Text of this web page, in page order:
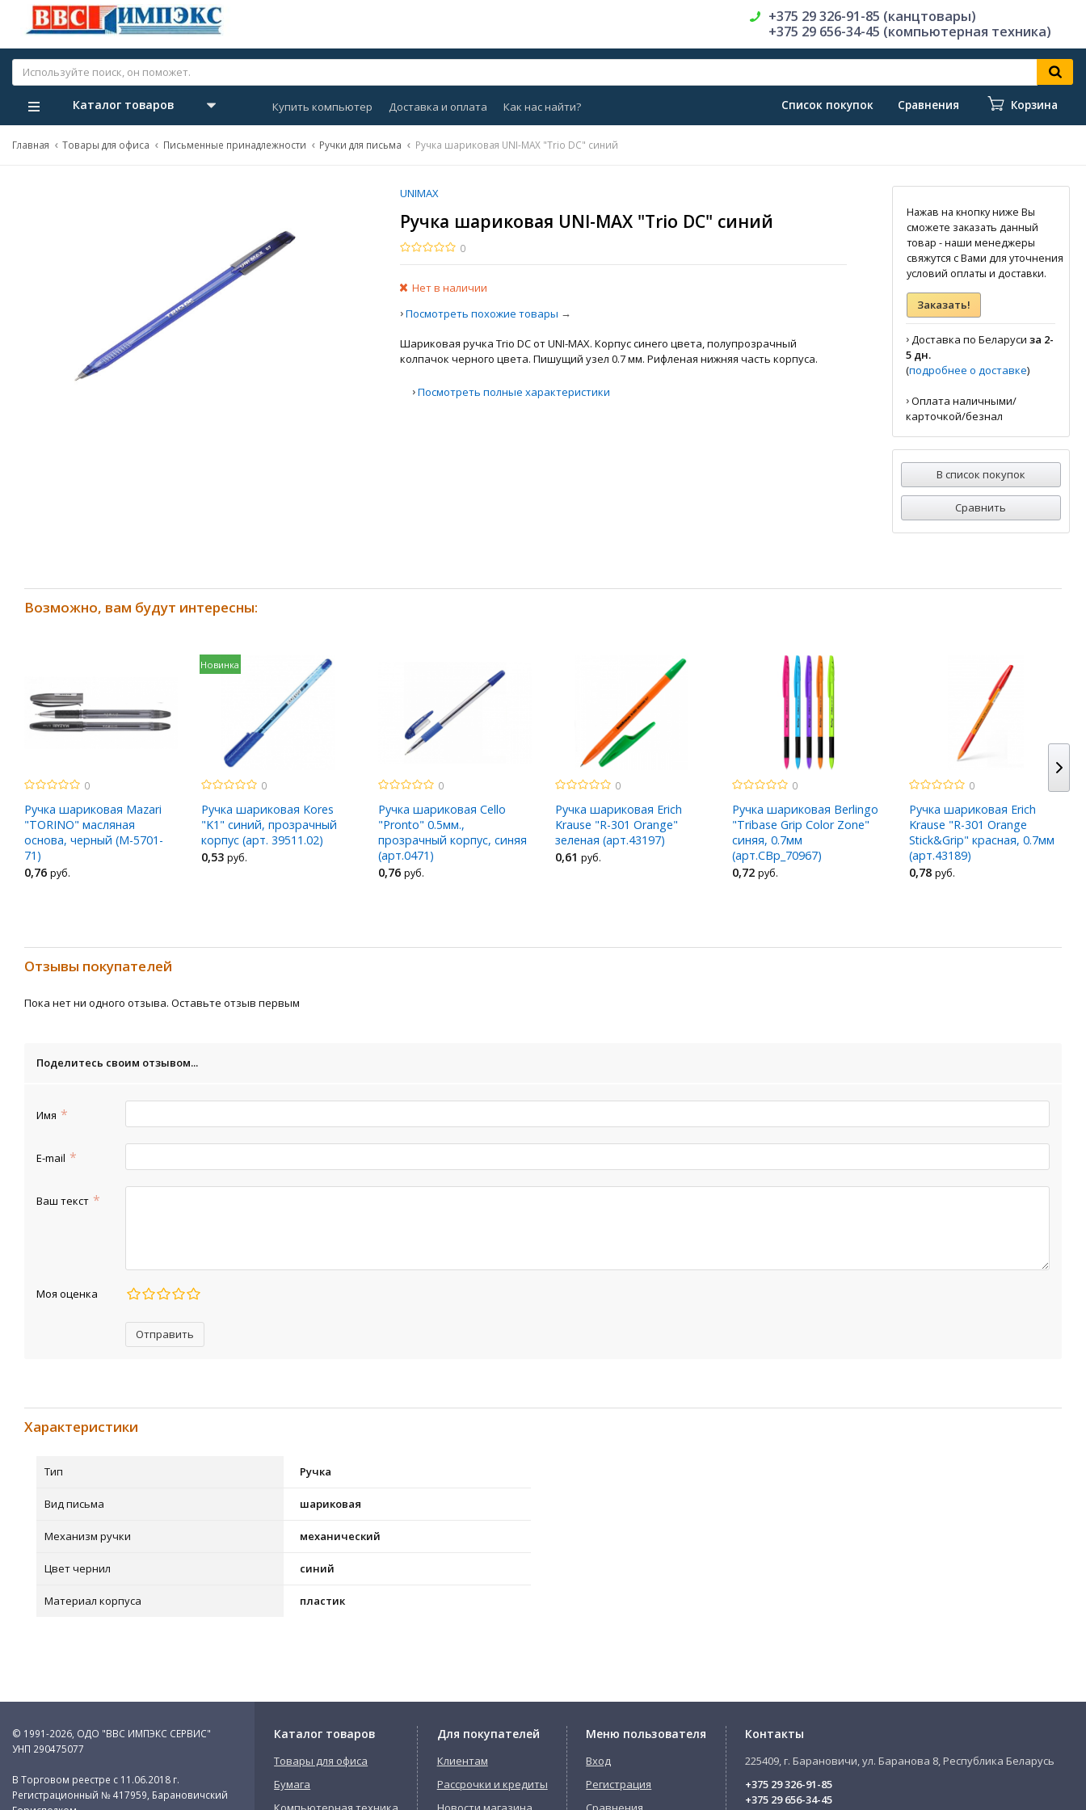
+375 29 326-91-85 (канцтовары)
+375 29 656-34-45 (компьютерная техника)
Каталог товаров Купить компьютер Доставка и оплата Как нас найти? Список покупок Сравнения Корзина
Главная Товары для офиса Письменные принадлежности Ручки для письма Ручка шариковая UNI-MAX "Trio DC" синий
UNIMAX
Ручка шариковая UNI-MAX "Trio DC" синий
0
Нет в наличии
›Посмотреть похожие товары →
Шариковая ручка Trio DC от UNI-MAX. Корпус синего цвета, полупрозрачный
колпачок черного цвета. Пишущий узел 0.7 мм. Рифленая нижняя часть корпуса.
›Посмотреть полные характеристики
Нажав на кнопку ниже Вы
сможете заказать данный
товар - наши менеджеры
свяжутся с Вами для уточнения
условий оплаты и доставки.
Заказать!
› Доставка по Беларусиза 2-
5 дн.
(подробнее о доставке)
›Оплата наличными/
карточкой/безнал
В список покупок
Сравнить
Возможно, вам будут интересны:
0
Ручка шариковая Mazari
"TORINO" масляная
основа, черный (М-5701-
71)
0,76 руб.
Новинка
0
Ручка шариковая Kores
"K1" синий, прозрачный
корпус (арт. 39511.02)
0,53 руб.
0
Ручка шариковая Cello
"Pronto" 0.5мм.,
прозрачный корпус, синяя
(арт.0471)
0,76 руб.
0
Ручка шариковая Erich
Krause "R-301 Orange"
зеленая (арт.43197)
0,61 руб.
0
Ручка шариковая Berlingo
"Tribase Grip Color Zone"
синяя, 0.7мм
(арт.CBp_70967)
0,72 руб.
0
Ручка шариковая Erich
Krause "R-301 Orange
Stick&Grip" красная, 0.7мм
(арт.43189)
0,78 руб.
Отзывы покупателей
Пока нет ни одного отзыва. Оставьте отзыв первым
Поделитесь своим отзывом...
Имя
E-mail
Ваш текст
Моя оценка
Отправить
Характеристики
Тип Ручка
Вид письма шариковая
Механизм ручки механический
Цвет чернил синий
Материал корпуса пластик
© 1991-2026, ОДО "ВВС ИМПЭКС СЕРВИС"
УНП 290475077
В Торговом реестре с 11.06.2018 г.
Регистрационный № 417959, Барановичский
Каталог товаров
Товары для офиса
Бумага
Для покупателей
Клиентам
Рассрочки и кредиты
Меню пользователя
Вход
Регистрация
Контакты
225409, г. Барановичи, ул. Баранова 8, Республика Беларусь
+375 29 326-91-85
+375 29 656-34-45